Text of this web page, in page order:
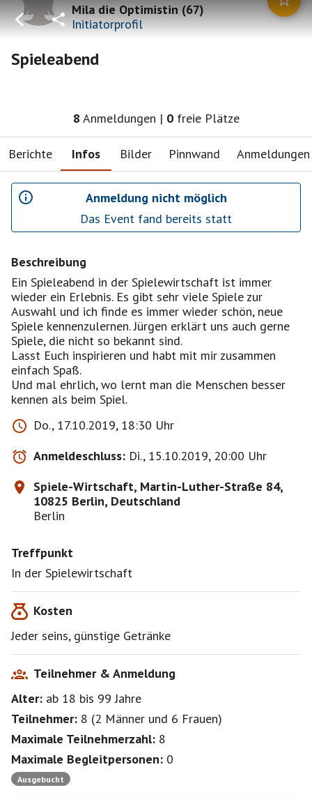
Mila die Optimistin(67)
Initiatorprofil
Spieleabend
8 Anmeldungen | 0 freie Plätze
Berichte Infos Bilder Pinnwand Anmeldungen
Anmeldung nicht möglich
Das Event fand bereits statt
Beschreibung
Ein Spieleabend in der Spielewirtschaft ist immer
wieder ein Erlebnis. Es gibt sehr viele Spiele zur
Auswahl und ich finde es immer wieder schön, neue
Spiele kennenzulernen. Jürgen erklärt uns auch gerne
Spiele, die nicht so bekannt sind.
Lasst Euch inspirieren und habt mit mir zusammen
einfach Spaß.
Und mal ehrlich, wo lernt man die Menschen besser
kennen als beim Spiel.
Do., 17.10.2019, 18:30 Uhr
Anmeldeschluss: Di., 15.10.2019, 20:00 Uhr
Spiele-Wirtschaft, Martin-Luther-Straße 84,
10825 Berlin, Deutschland
Berlin
Treffpunkt
In der Spielewirtschaft
Kosten
Jeder seins, günstige Getränke
Teilnehmer & Anmeldung
Alter: ab 18 bis 99Jahre
Teilnehmer: 8 (2 Männer und 6 Frauen)
Maximale Teilnehmerzahl: 8
Maximale Begleitpersonen: 0
Ausgebucht